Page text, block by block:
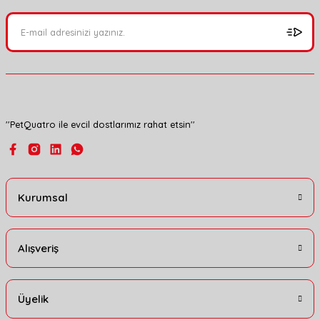
Ürün bilgilerinde hatalar bulunuyor.
''PetQuatro ile evcil dostlarımız rahat etsin''
Kurumsal
Alışveriş
Üyelik